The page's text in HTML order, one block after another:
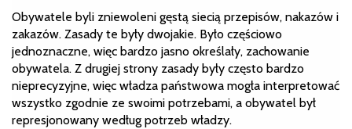
Obywatele byli zniewoleni gęstą siecią przepisów, nakazów i
zakazów. Zasady te były dwojakie. Było częściowo
jednoznaczne, więc bardzo jasno określały, zachowanie
obywatela. Z drugiej strony zasady były często bardzo
nieprecyzyjne, więc władza państwowa mogła interpretować
wszystko zgodnie ze swoimi potrzebami, a obywatel był
represjonowany według potrzeb władzy.